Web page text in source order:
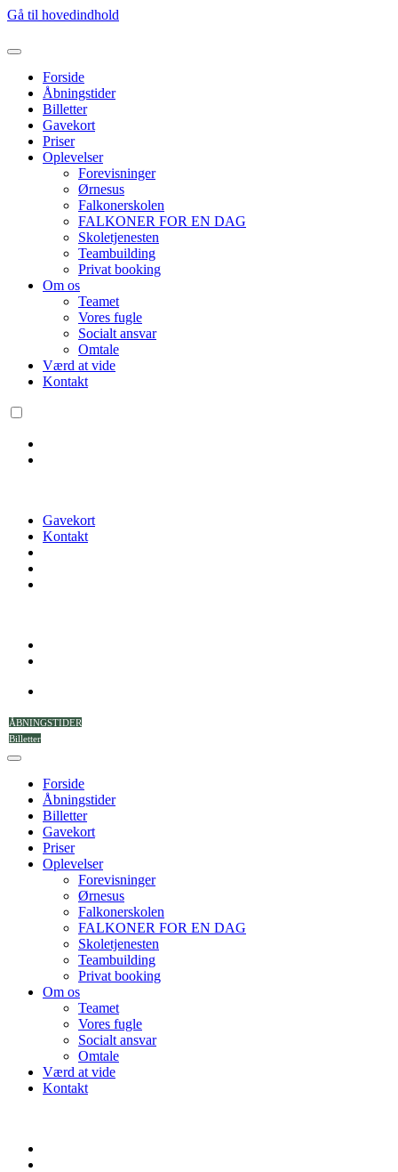
Gå til hovedindhold
Forside
Åbningstider
Billetter
Gavekort
Priser
Oplevelser
Forevisninger
Ørnesus
Falkonerskolen
FALKONER FOR EN DAG
Skoletjenesten
Teambuilding
Privat booking
Om os
Teamet
Vores fugle
Socialt ansvar
Omtale
Værd at vide
Kontakt
Gavekort
Kontakt
ÅBNINGSTIDER
Billetter
Forside
Åbningstider
Billetter
Gavekort
Priser
Oplevelser
Forevisninger
Ørnesus
Falkonerskolen
FALKONER FOR EN DAG
Skoletjenesten
Teambuilding
Privat booking
Om os
Teamet
Vores fugle
Socialt ansvar
Omtale
Værd at vide
Kontakt